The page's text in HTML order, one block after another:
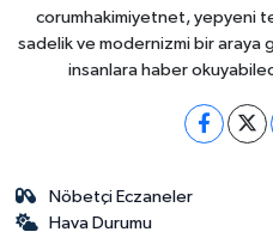
corumhakimiyetnet, yepyeni
sadelik ve modernizmi bir araya
insanlara haber
Nöbetçi Eczaneler
Hava Durumu